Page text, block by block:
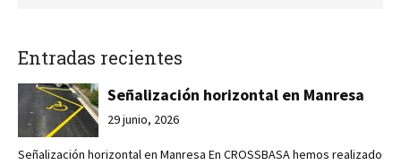
Entradas recientes
Señalización horizontal en Manresa
29 junio, 2026
Señalización horizontal en Manresa En CROSSBASA hemos realizado